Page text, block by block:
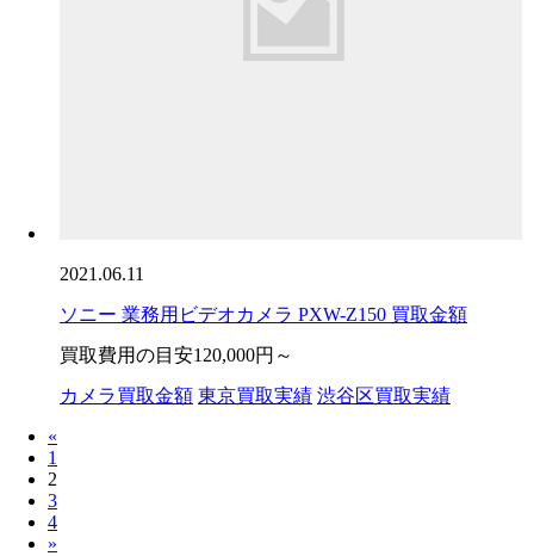
2021.06.11
ソニー 業務用ビデオカメラ PXW-Z150 買取金額
買取費用の目安120,000円～
カメラ買取金額 東京買取実績 渋谷区買取実績
«
1
2
3
4
»